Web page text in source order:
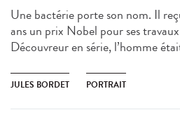
Une bactérie porte son nom. Il
ans un prix Nobel pour ses
Découvreur en série, l’homme
JULES BORDET PORTRAIT